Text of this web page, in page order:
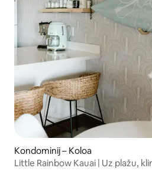
Kondominij – Koloa
Little Rainbow Kauai | Uz plažu,